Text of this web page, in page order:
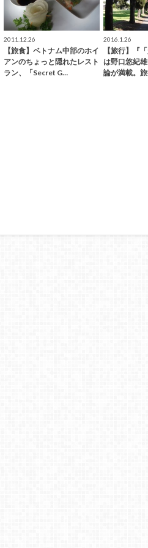
2011.12.26
【旅食】ベトナム中部のホイ
アンのちょっと隠れたレスト
ラン、「Secret G…
2016.1.26
【旅行】『
は野口悠紀
論が満載。